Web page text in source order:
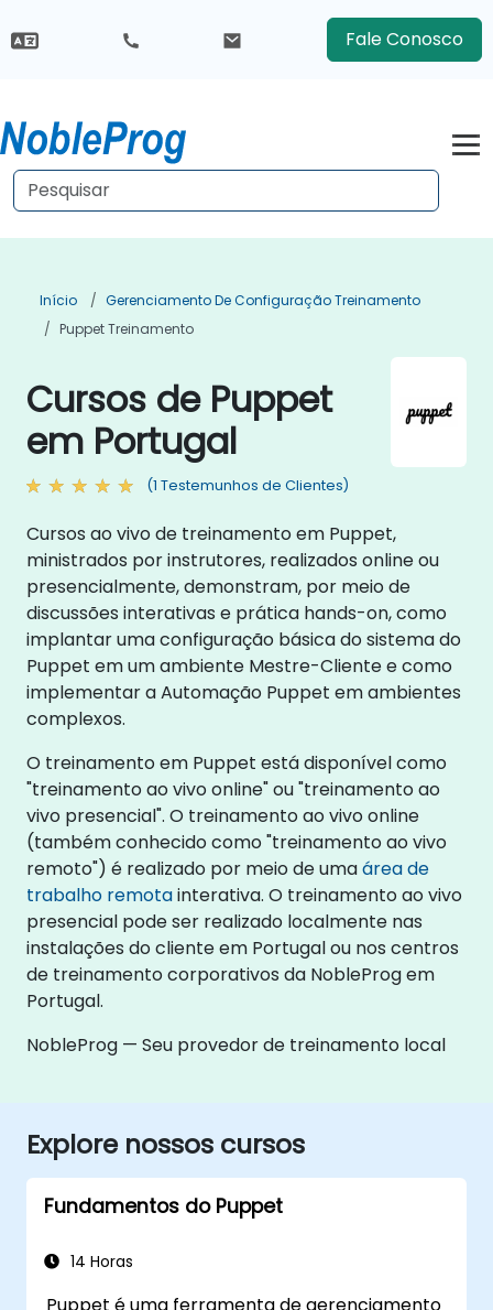
Fale Conosco
Início
Gerenciamento De Configuração Treinamento
Puppet Treinamento
Cursos de Puppet
em Portugal
(1 Testemunhos de Clientes)
Cursos ao vivo de treinamento em Puppet,
ministrados por instrutores, realizados online ou
presencialmente, demonstram, por meio de
discussões interativas e prática hands-on, como
implantar uma configuração básica do sistema do
Puppet em um ambiente Mestre-Cliente e como
implementar a Automação Puppet em ambientes
complexos.
O treinamento em Puppet está disponível como
"treinamento ao vivo online" ou "treinamento ao
vivo presencial". O treinamento ao vivo online
(também conhecido como "treinamento ao vivo
remoto") é realizado por meio de umaárea de
trabalho remotainterativa. O treinamento ao vivo
presencial pode ser realizado localmente nas
instalações do cliente em Portugal ou nos centros
de treinamento corporativos da NobleProg em
Portugal.
NobleProg — Seu provedor de treinamento local
Explore nossos cursos
Fundamentos do Puppet
14 Horas
Puppet é uma ferramenta de gerenciamento